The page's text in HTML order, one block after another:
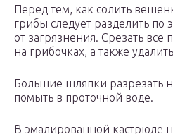
Перед тем, как солить
грибы следует разделить по
от загрязнения. Срезать все
на грибочках, а также
Большие шляпки разрезать
помыть в проточной воде.
В эмалированной кастрюле